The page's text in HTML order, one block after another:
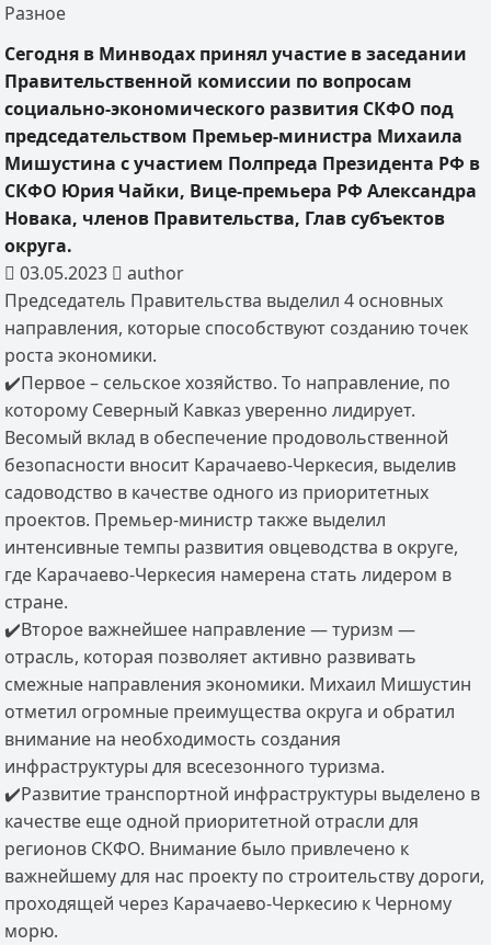
Разное
Сегодня в Минводах принял участие в заседании
Правительственной комиссии по вопросам
социально-экономического развития СКФО под
председательством Премьер-министра Михаила
Мишустина с участием Полпреда Президента РФ в
СКФО Юрия Чайки, Вице-премьера РФ Александра
Новака, членов Правительства, Глав субъектов
округа.
03.05.2023
author
Председатель Правительства выделил 4 основных
направления, которые способствуют созданию точек
роста экономики.
✔️Первое – сельское хозяйство. То направление, по
которому Северный Кавказ уверенно лидирует.
Весомый вклад в обеспечение продовольственной
безопасности вносит Карачаево-Черкесия, выделив
садоводство в качестве одного из приоритетных
проектов. Премьер-министр также выделил
интенсивные темпы развития овцеводства в округе,
где Карачаево-Черкесия намерена стать лидером в
стране.
✔️Второе важнейшее направление — туризм —
отрасль, которая позволяет активно развивать
смежные направления экономики. Михаил Мишустин
отметил огромные преимущества округа и обратил
внимание на необходимость создания
инфраструктуры для всесезонного туризма.
✔️Развитие транспортной инфраструктуры выделено в
качестве еще одной приоритетной отрасли для
регионов СКФО. Внимание было привлечено к
важнейшему для нас проекту по строительству дороги,
проходящей через Карачаево-Черкесию к Черному
морю.